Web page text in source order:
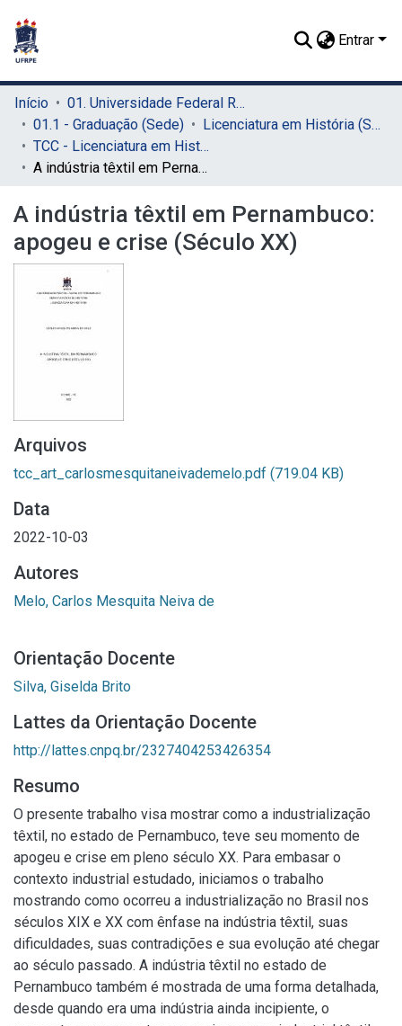
Entrar
Início
01. Universidade Federal Rural de Pernambuco - UFRPE (Sede)
01.1 - Graduação (Sede)
Licenciatura em História (Sede)
TCC - Licenciatura em História (Sede)
A indústria têxtil em Pernambuco: apogeu e crise (Século XX)
A indústria têxtil em Pernambuco:
apogeu e crise (Século XX)
Arquivos
tcc_art_carlosmesquitaneivademelo.pdf (719.04 KB)
Data
2022-10-03
Autores
Melo, Carlos Mesquita Neiva de
Orientação Docente
Silva, Giselda Brito
Lattes da Orientação Docente
http://lattes.cnpq.br/2327404253426354
Resumo
O presente trabalho visa mostrar como a industrialização
têxtil, no estado de Pernambuco, teve seu momento de
apogeu e crise em pleno século XX. Para embasar o
contexto industrial estudado, iniciamos o trabalho
mostrando como ocorreu a industrialização no Brasil nos
séculos XIX e XX com ênfase na indústria têxtil, suas
dificuldades, suas contradições e sua evolução até chegar
ao século passado. A indústria têxtil no estado de
Pernambuco também é mostrada de uma forma detalhada,
desde quando era uma indústria ainda incipiente, o